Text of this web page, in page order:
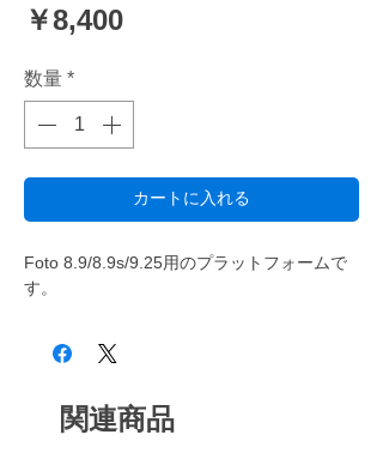
￥8,400価
数量 *
カートに入れる
Foto 8.9/8.9s/9.25用のプラットフォームで
す。
関連商品